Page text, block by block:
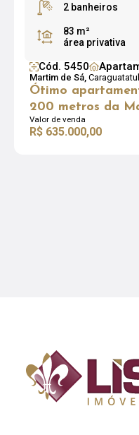
2 banheiros
83 m²
área privativa
Cód. 5450
Martim de Sá,
Ótimo
200 metros da
Valor de venda
R$ 635.000,00